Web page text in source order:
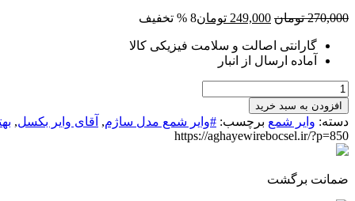
270,000 تومان قیمت
270,000 تومان
بود.
249,000 تومان8 % تخفیف
249,000 تومان.گارانتی اصالت و سلامت فیزیکی کالا
آماده ارسال از انبار
وایر
شمع
پراید
مدل
ساژم
افزودن به سبد خرید
دسته: وایر شمع برچسب: #وایر شمع مدل ساژم, آقای وایر بکسل,
https://aghayewirebocsel.ir/?p=850
ضمانت برگشت